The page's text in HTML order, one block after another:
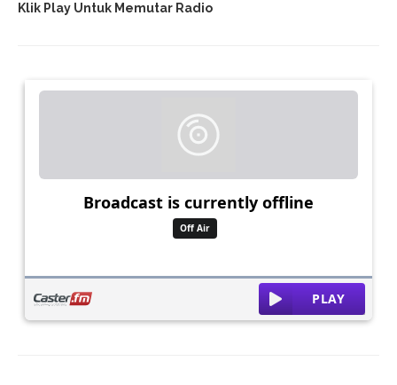
Klik Play Untuk Memutar Radio